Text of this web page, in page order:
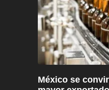
México se